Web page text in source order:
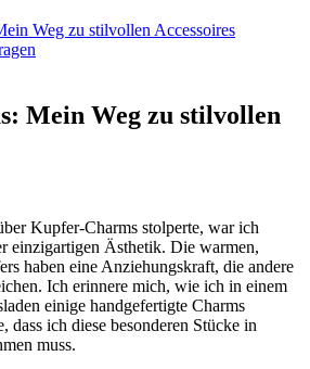
Weg zu ⁢stilvollen⁣ Accessoires
Mein Weg​ zu stilvollen
Kupfer-Charms ⁣stolperte, war ich
einzigartigen Ästhetik. Die warmen,
haben eine Anziehungskraft, die andere⁢
Ich erinnere mich, wie ich in‌ einem
einige ‍handgefertigte Charms
dass ich diese ⁤besonderen Stücke ​in
muss.